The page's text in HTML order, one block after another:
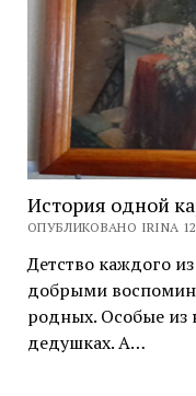
История одной
ОПУБЛИКОВАНО IRINA
Детство каждого
добрыми
родных. Особые из
дедушках. А…